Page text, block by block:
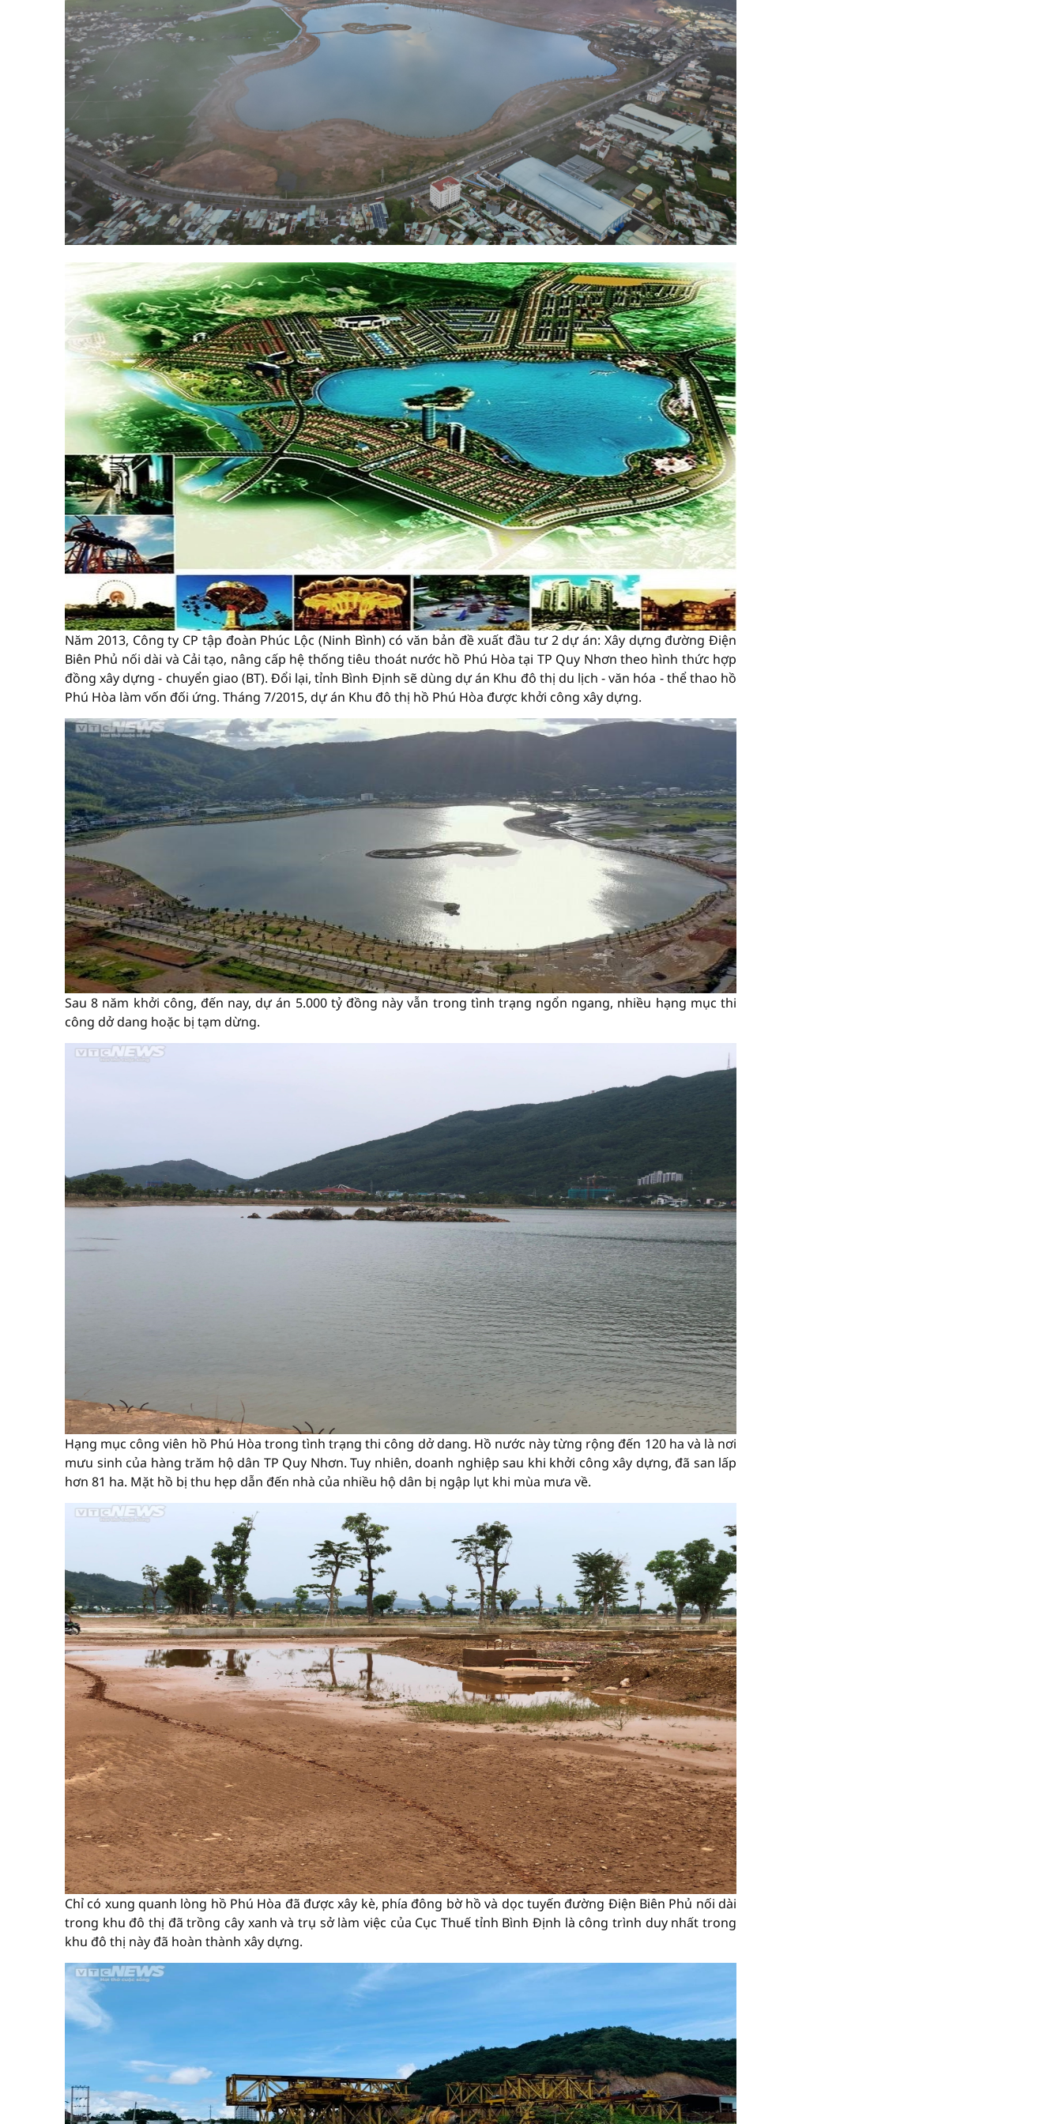
Năm 2013, Công ty CP tập đoàn Phúc Lộc (Ninh Bình) có văn bản đề xuất đầu tư 2 dự án: Xây dựng đường Điện
Biên Phủ nối dài và Cải tạo, nâng cấp hệ thống tiêu thoát nước hồ Phú Hòa tại TP Quy Nhơn theo hình thức hợp
đồng xây dựng - chuyển giao (BT). Đổi lại, tỉnh Bình Định sẽ dùng dự án Khu đô thị du lịch - văn hóa - thể thao hồ
Phú Hòa làm vốn đối ứng. Tháng 7/2015, dự án Khu đô thị hồ Phú Hòa được khởi công xây dựng.
Sau 8 năm khởi công, đến nay, dự án 5.000 tỷ đồng này vẫn trong tình trạng ngổn ngang, nhiều hạng mục thi
công dở dang hoặc bị tạm dừng.
Hạng mục công viên hồ Phú Hòa trong tình trạng thi công dở dang. Hồ nước này từng rộng đến 120 ha và là nơi
mưu sinh của hàng trăm hộ dân TP Quy Nhơn. Tuy nhiên, doanh nghiệp sau khi khởi công xây dựng, đã san lấp
hơn 81 ha. Mặt hồ bị thu hẹp dẫn đến nhà của nhiều hộ dân bị ngập lụt khi mùa mưa về.
Chỉ có xung quanh lòng hồ Phú Hòa đã được xây kè, phía đông bờ hồ và dọc tuyến đường Điện Biên Phủ nối dài
trong khu đô thị đã trồng cây xanh và trụ sở làm việc của Cục Thuế tỉnh Bình Định là công trình duy nhất trong
khu đô thị này đã hoàn thành xây dựng.